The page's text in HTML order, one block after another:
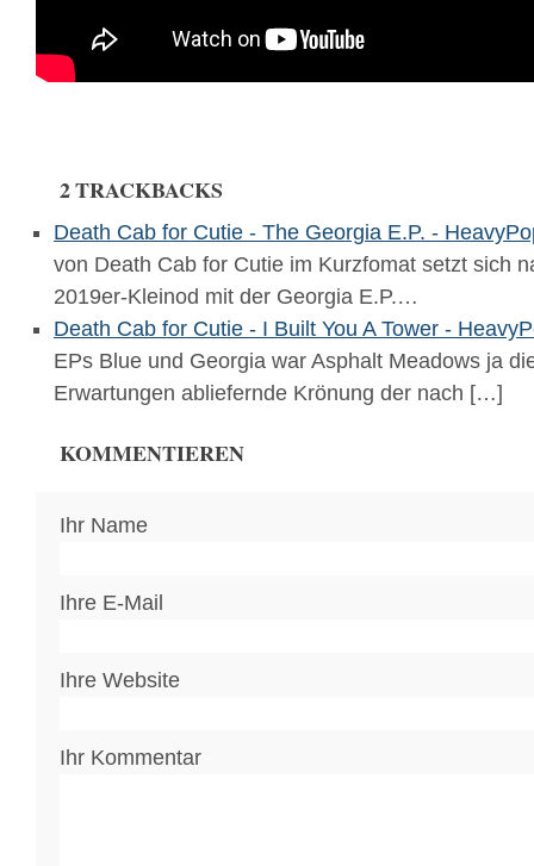
2 TRACKBACKS
Death Cab for Cutie - The Georgia E​.​P. -
von Death Cab for Cutie im Kurzfomat setzt sich
2019er-Kleinod mit der Georgia E.P.…
Death Cab for Cutie - I Built You A Tower -
EPs Blue und Georgia war Asphalt Meadows ja
Erwartungen abliefernde Krönung der nach […]
KOMMENTIEREN
Ihr Name
Ihre E-Mail
Ihre Website
Ihr Kommentar